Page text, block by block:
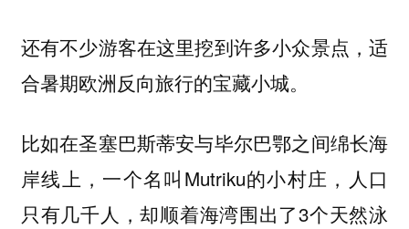
还有不少游客在这里挖到许多小众景点，适
合暑期欧洲反向旅行的宝藏小城。
比如在圣塞巴斯蒂安与毕尔巴鄂之间绵长海
岸线上，一个名叫Mutriku的小村庄，人口
只有几千人，却顺着海湾围出了3个天然泳